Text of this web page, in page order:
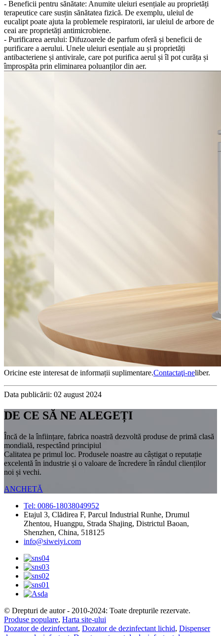
- Beneficii pentru sănătate: Anumite uleiuri esențiale au proprietăți
terapeutice care susțin sănătatea fizică. De exemplu, uleiul de
eucalipt poate ajuta la problemele respiratorii, iar uleiul de arbore de
ceai are proprietăți antimicrobiene.
- Purificarea aerului: Difuzoarele de parfum oferă și beneficii de
purificare a aerului. Unele uleiuri esențiale au și proprietăți
antibacteriene și antivirale, care pot purifica aerul și îl pot curăța și
împrospăta prin eliminarea poluanților din aer.
Oricine este interesat de informații suplimentare.Contactaţi-neliber.
Data publicării: 02 august 2024
DE CE SĂ NE ALEGEȚI
Încă de la înființare, fabrica noastră dezvoltă produse de primă clasă
mondială, respectând principiul
Calitatea pe primul loc. Produsele noastre au câștigat o reputație
excelentă în industrie și o valoare de încredere în rândul clienților
noi și vechi.
ANCHETĂ
Tel: 0086-18038049952
Etajul 3, Clădirea F, Parcul Industrial Runhe, Drumul
Zhentou, Huangpu, Strada Shajing, Districtul Baoan,
Shenzhen, China, 518125
info@siweiyi.com
© Drepturi de autor - 2010-2024: Toate drepturile rezervate.
Produse populare, Harta site-ului
Dozator de dezinfectant, Dozator de dezinfectant lichid, Dispenser